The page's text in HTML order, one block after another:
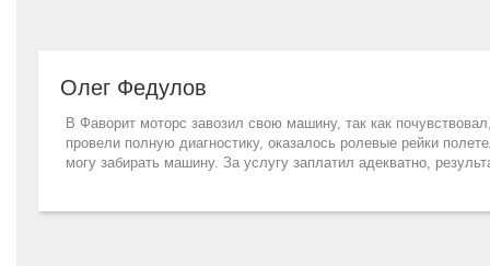
Олег Федулов
В Фаворит моторс завозил свою машину, так как
провели полную диагностику, оказалось ролевые рейки
могу забирать машину. За услугу заплатил адекватно,